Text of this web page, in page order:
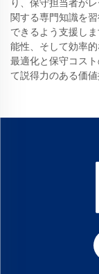
り、保守担当者が
関する専門知識を
できるよう支援し
能性、そして効率
最適化と保守コス
て説得力のある価値